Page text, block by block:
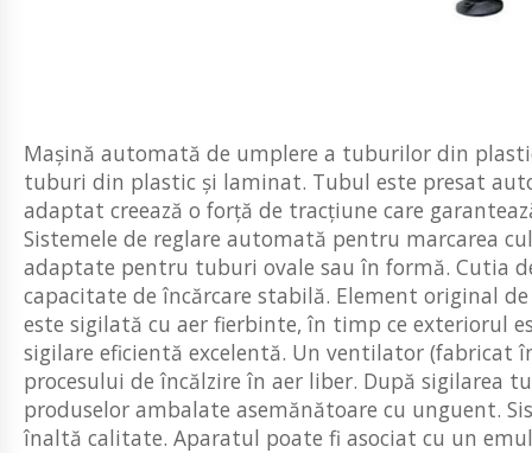
Mașină automată de umplere a tuburilor din
tuburi din plastic și laminat. Tubul este presat
adaptat creează o forță de tracțiune care
Sistemele de reglare automată pentru marcarea
adaptate pentru tuburi ovale sau în formă. Cutia
capacitate de încărcare stabilă. Element original
este sigilată cu aer fierbinte, în timp ce exteriorul
sigilare eficientă excelentă. Un ventilator (fabricat
procesului de încălzire în aer liber. După sigilarea
produselor ambalate asemănătoare cu unguent.
înaltă calitate. Aparatul poate fi asociat cu un